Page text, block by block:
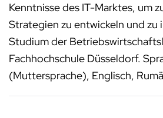
Kenntnisse des IT-Marktes, um
Strategien zu entwickeln und zu
Studium der
Fachhochschule Düsseldorf.
(Muttersprache), Englisch,